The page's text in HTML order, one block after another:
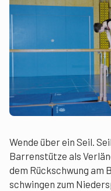
Wende über ein Seil.
Barrenstütze als
dem Rückschwung am
schwingen zum